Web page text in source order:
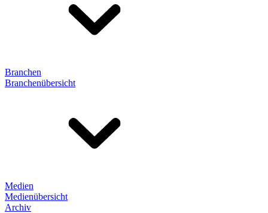
Branchen
Branchenübersicht
Medien
Medienübersicht
Archiv